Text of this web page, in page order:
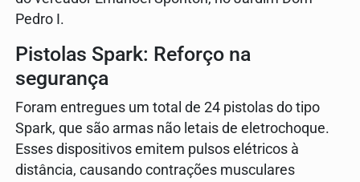
Pedro I.
Pistolas Spark: Reforço na
segurança
Foram entregues um total de 24 pistolas do tipo
Spark, que são armas não letais de eletrochoque.
Esses dispositivos emitem pulsos elétricos à
distância, causando contrações musculares